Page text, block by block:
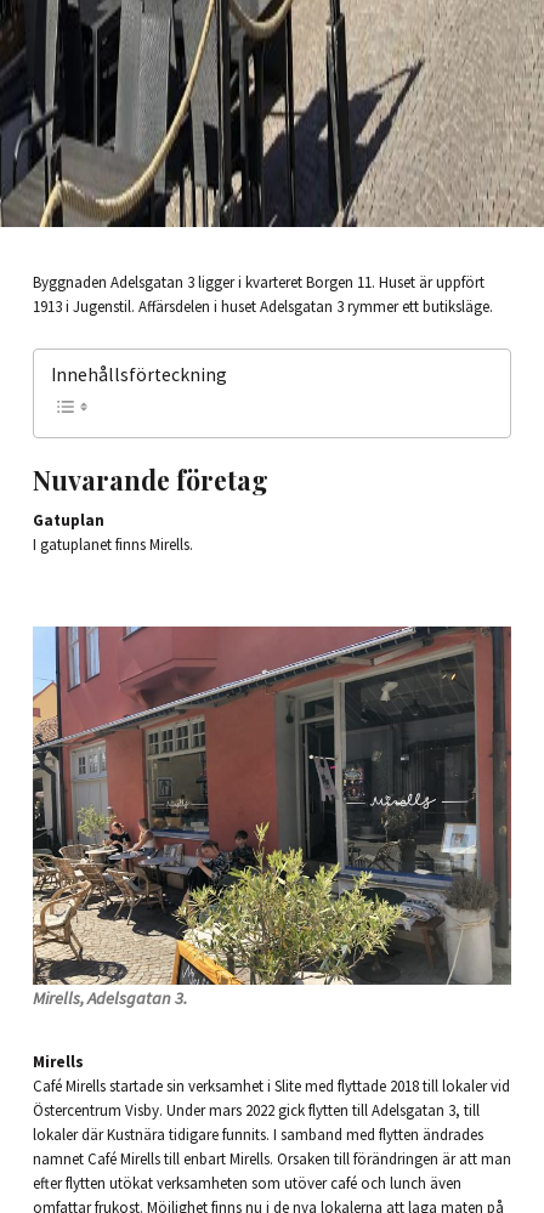
Byggnaden Adelsgatan 3 ligger i kvarteret Borgen 11. Huset är uppfört
1913 i Jugenstil. Affärsdelen i huset Adelsgatan 3 rymmer ett butiksläge.
Innehållsförteckning
Nuvarande företag
Gatuplan
I gatuplanet finns Mirells.
Mirells, Adelsgatan 3.
Mirells
Café Mirells startade sin verksamhet i Slite med flyttade 2018 till lokaler vid
Östercentrum Visby. Under mars 2022 gick flytten till Adelsgatan 3, till
lokaler där Kustnära tidigare funnits. I samband med flytten ändrades
namnet Café Mirells till enbart Mirells. Orsaken till förändringen är att man
efter flytten utökat verksamheten som utöver café och lunch även
omfattar frukost. Möjlighet finns nu i de nya lokalerna att laga maten på